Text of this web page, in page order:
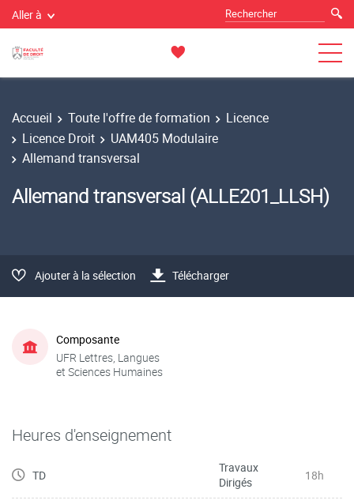
Aller à
Accueil Toute l'offre de formation
Licence
Licence Droit
UAM405 Modulaire
Allemand transversal
Allemand transversal (ALLE201_LLSH)
Ajouter à la sélection Télécharger
Composante
UFR Lettres, Langues
et Sciences Humaines
Heures d'enseignement
TD
Travaux
Dirigés
18h